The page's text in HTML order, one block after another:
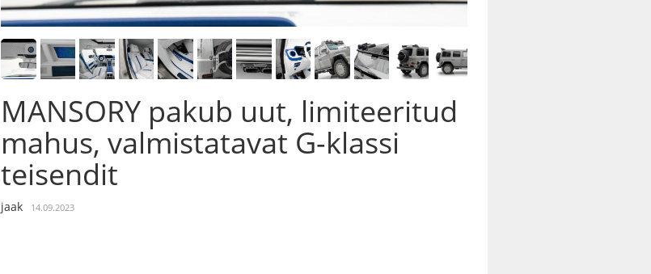
MANSORY pakub uut, limiteeritud
mahus, valmistatavat G-klassi
teisendit
jaak 14.09.2023